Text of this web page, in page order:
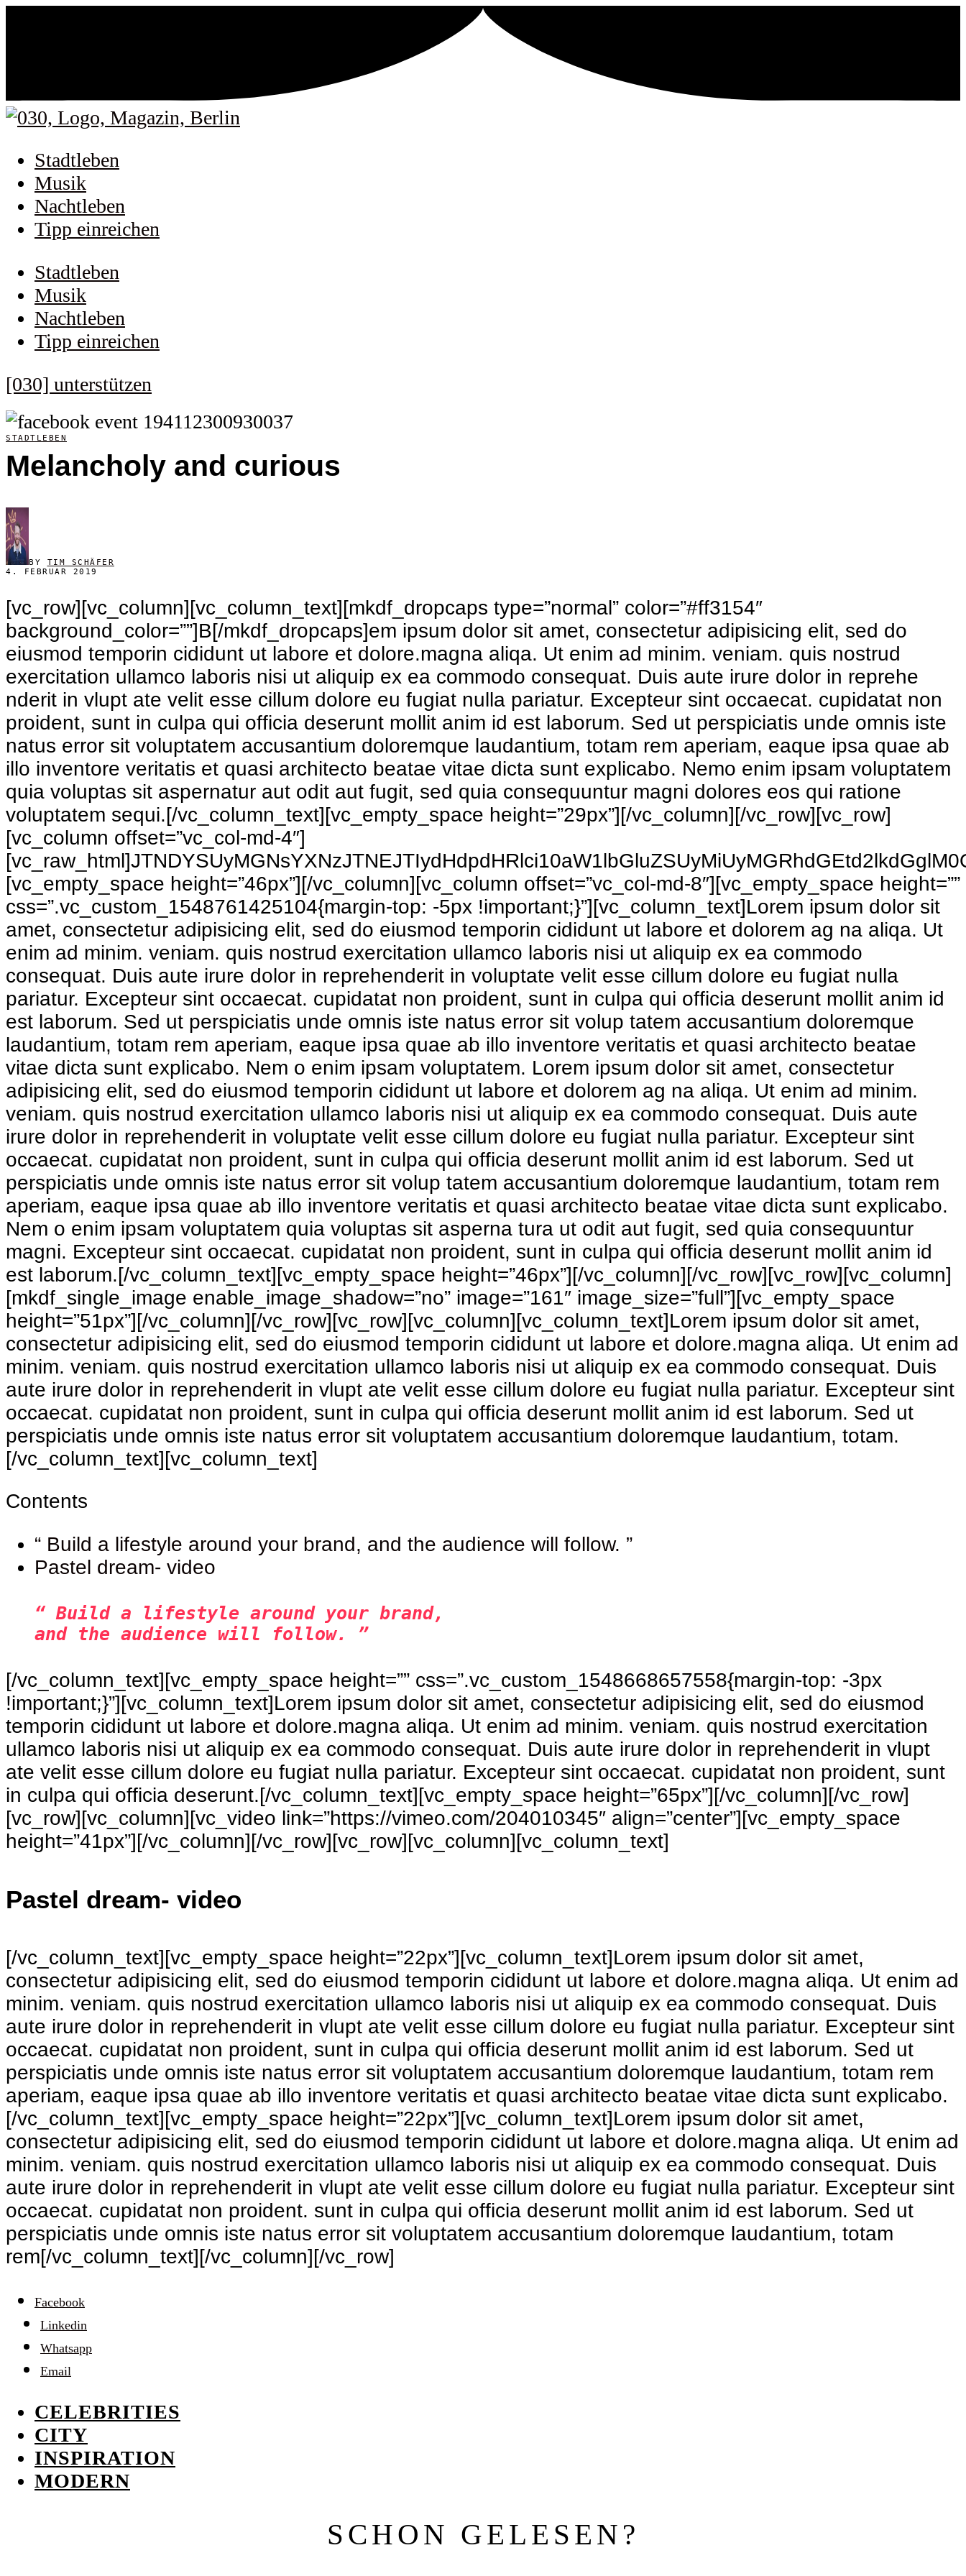
Stadtleben
Musik
Nachtleben
Tipp einreichen
Stadtleben
Musik
Nachtleben
Tipp einreichen
[030] unterstützen
STADTLEBEN
Melancholy and curious
BY TIM SCHÄFER
4. FEBRUAR 2019
[vc_row][vc_column][vc_column_text][mkdf_dropcaps type=”normal” color=”#ff3154″
background_color=””]B[/mkdf_dropcaps]em ipsum dolor sit amet, consectetur adipisicing elit, sed do
eiusmod temporin cididunt ut labore et dolore.magna aliqa. Ut enim ad minim. veniam. quis nostrud
exercitation ullamco laboris nisi ut aliquip ex ea commodo consequat. Duis aute irure dolor in reprehe
nderit in vlupt ate velit esse cillum dolore eu fugiat nulla pariatur. Excepteur sint occaecat. cupidatat non
proident, sunt in culpa qui officia deserunt mollit anim id est laborum. Sed ut perspiciatis unde omnis iste
natus error sit voluptatem accusantium doloremque laudantium, totam rem aperiam, eaque ipsa quae ab
illo inventore veritatis et quasi architecto beatae vitae dicta sunt explicabo. Nemo enim ipsam voluptatem
quia voluptas sit aspernatur aut odit aut fugit, sed quia consequuntur magni dolores eos qui ratione
voluptatem sequi.[/vc_column_text][vc_empty_space height=”29px”][/vc_column][/vc_row][vc_row]
[vc_column offset=”vc_col-md-4″]
[vc_empty_space height=”46px”][/vc_column][vc_column offset=”vc_col-md-8″][vc_empty_space height=””
css=”.vc_custom_1548761425104{margin-top: -5px !important;}”][vc_column_text]Lorem ipsum dolor sit
amet, consectetur adipisicing elit, sed do eiusmod temporin cididunt ut labore et dolorem ag na aliqa. Ut
enim ad minim. veniam. quis nostrud exercitation ullamco laboris nisi ut aliquip ex ea commodo
consequat. Duis aute irure dolor in reprehenderit in voluptate velit esse cillum dolore eu fugiat nulla
pariatur. Excepteur sint occaecat. cupidatat non proident, sunt in culpa qui officia deserunt mollit anim id
est laborum. Sed ut perspiciatis unde omnis iste natus error sit volup tatem accusantium doloremque
laudantium, totam rem aperiam, eaque ipsa quae ab illo inventore veritatis et quasi architecto beatae
vitae dicta sunt explicabo. Nem o enim ipsam voluptatem. Lorem ipsum dolor sit amet, consectetur
adipisicing elit, sed do eiusmod temporin cididunt ut labore et dolorem ag na aliqa. Ut enim ad minim.
veniam. quis nostrud exercitation ullamco laboris nisi ut aliquip ex ea commodo consequat. Duis aute
irure dolor in reprehenderit in voluptate velit esse cillum dolore eu fugiat nulla pariatur. Excepteur sint
occaecat. cupidatat non proident, sunt in culpa qui officia deserunt mollit anim id est laborum. Sed ut
perspiciatis unde omnis iste natus error sit volup tatem accusantium doloremque laudantium, totam rem
aperiam, eaque ipsa quae ab illo inventore veritatis et quasi architecto beatae vitae dicta sunt explicabo.
Nem o enim ipsam voluptatem quia voluptas sit asperna tura ut odit aut fugit, sed quia consequuntur
magni. Excepteur sint occaecat. cupidatat non proident, sunt in culpa qui officia deserunt mollit anim id
est laborum.[/vc_column_text][vc_empty_space height=”46px”][/vc_column][/vc_row][vc_row][vc_column]
[mkdf_single_image enable_image_shadow=”no” image=”161″ image_size=”full”][vc_empty_space
height=”51px”][/vc_column][/vc_row][vc_row][vc_column][vc_column_text]Lorem ipsum dolor sit amet,
consectetur adipisicing elit, sed do eiusmod temporin cididunt ut labore et dolore.magna aliqa. Ut enim ad
minim. veniam. quis nostrud exercitation ullamco laboris nisi ut aliquip ex ea commodo consequat. Duis
aute irure dolor in reprehenderit in vlupt ate velit esse cillum dolore eu fugiat nulla pariatur. Excepteur sint
occaecat. cupidatat non proident, sunt in culpa qui officia deserunt mollit anim id est laborum. Sed ut
perspiciatis unde omnis iste natus error sit voluptatem accusantium doloremque laudantium, totam.
[/vc_column_text][vc_column_text]
Contents
“ Build a lifestyle around your brand, and the audience will follow. ”
Pastel dream- video
“ Build a lifestyle around your brand,
and the audience will follow. ”
[/vc_column_text][vc_empty_space height=”” css=”.vc_custom_1548668657558{margin-top: -3px
!important;}”][vc_column_text]Lorem ipsum dolor sit amet, consectetur adipisicing elit, sed do eiusmod
temporin cididunt ut labore et dolore.magna aliqa. Ut enim ad minim. veniam. quis nostrud exercitation
ullamco laboris nisi ut aliquip ex ea commodo consequat. Duis aute irure dolor in reprehenderit in vlupt
ate velit esse cillum dolore eu fugiat nulla pariatur. Excepteur sint occaecat. cupidatat non proident, sunt
in culpa qui officia deserunt.[/vc_column_text][vc_empty_space height=”65px”][/vc_column][/vc_row]
[vc_row][vc_column][vc_video link=”https://vimeo.com/204010345″ align=”center”][vc_empty_space
height=”41px”][/vc_column][/vc_row][vc_row][vc_column][vc_column_text]
Pastel dream- video
[/vc_column_text][vc_empty_space height=”22px”][vc_column_text]Lorem ipsum dolor sit amet,
consectetur adipisicing elit, sed do eiusmod temporin cididunt ut labore et dolore.magna aliqa. Ut enim ad
minim. veniam. quis nostrud exercitation ullamco laboris nisi ut aliquip ex ea commodo consequat. Duis
aute irure dolor in reprehenderit in vlupt ate velit esse cillum dolore eu fugiat nulla pariatur. Excepteur sint
occaecat. cupidatat non proident, sunt in culpa qui officia deserunt mollit anim id est laborum. Sed ut
perspiciatis unde omnis iste natus error sit voluptatem accusantium doloremque laudantium, totam rem
aperiam, eaque ipsa quae ab illo inventore veritatis et quasi architecto beatae vitae dicta sunt explicabo.
[/vc_column_text][vc_empty_space height=”22px”][vc_column_text]Lorem ipsum dolor sit amet,
consectetur adipisicing elit, sed do eiusmod temporin cididunt ut labore et dolore.magna aliqa. Ut enim ad
minim. veniam. quis nostrud exercitation ullamco laboris nisi ut aliquip ex ea commodo consequat. Duis
aute irure dolor in reprehenderit in vlupt ate velit esse cillum dolore eu fugiat nulla pariatur. Excepteur sint
occaecat. cupidatat non proident. sunt in culpa qui officia deserunt mollit anim id est laborum. Sed ut
perspiciatis unde omnis iste natus error sit voluptatem accusantium doloremque laudantium, totam
rem[/vc_column_text][/vc_column][/vc_row]
Facebook
Linkedin
Whatsapp
Email
CELEBRITIES
CITY
INSPIRATION
MODERN
SCHON GELESEN?